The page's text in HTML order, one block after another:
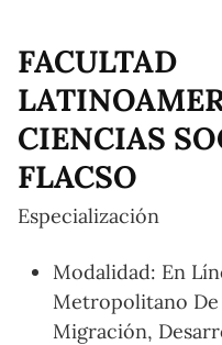
FACULTAD
CIENCIAS
FLACSO
Especialización
Modalidad: En
Metropolitano
Migración,